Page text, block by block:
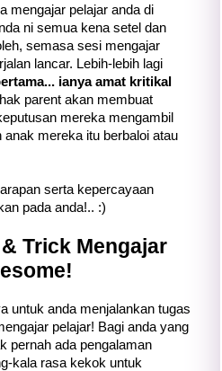
mengajar pelajar anda di
ni semua kena setel dan
semasa sesi mengajar
lancar. Lebih-lebih lagi
ianya amat kritikal
parent akan membuat
mereka mengambil
mereka itu berbaloi atau
serta kepercayaan
pada anda!.. :)
Trick Mengajar
untuk anda menjalankan tugas
pelajar! Bagi anda yang
pernah ada pengalaman
kala rasa kekok untuk